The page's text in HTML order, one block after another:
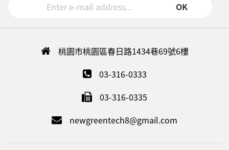
OK
桃園市桃園區春日路1434巷69號6樓
03-316-0333
03-316-0335
newgreentech8@gmail.com